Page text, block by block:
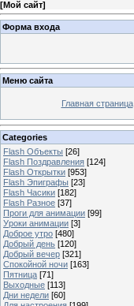
[Мой сайт]
Форма входа
Меню сайта
Главная страница
Categories
Flash Объекты [26]
Flash Поздравления [124]
Flash Открытки [953]
Flash Эпиграфы [23]
Flash Часики [182]
Flash Разное [37]
Проги для анимации [99]
Уроки анимации [3]
Доброе утро [480]
Добрый день [120]
Добрый вечер [321]
Спокойной ночи [163]
Пятница [71]
Выходные [113]
Дни недели [60]